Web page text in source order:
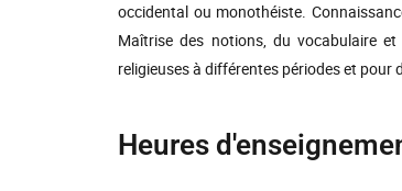
occidental ou monothéiste.
Maîtrise des notions, du vocabulaire
religieuses à différentes périodes et pour
Heures